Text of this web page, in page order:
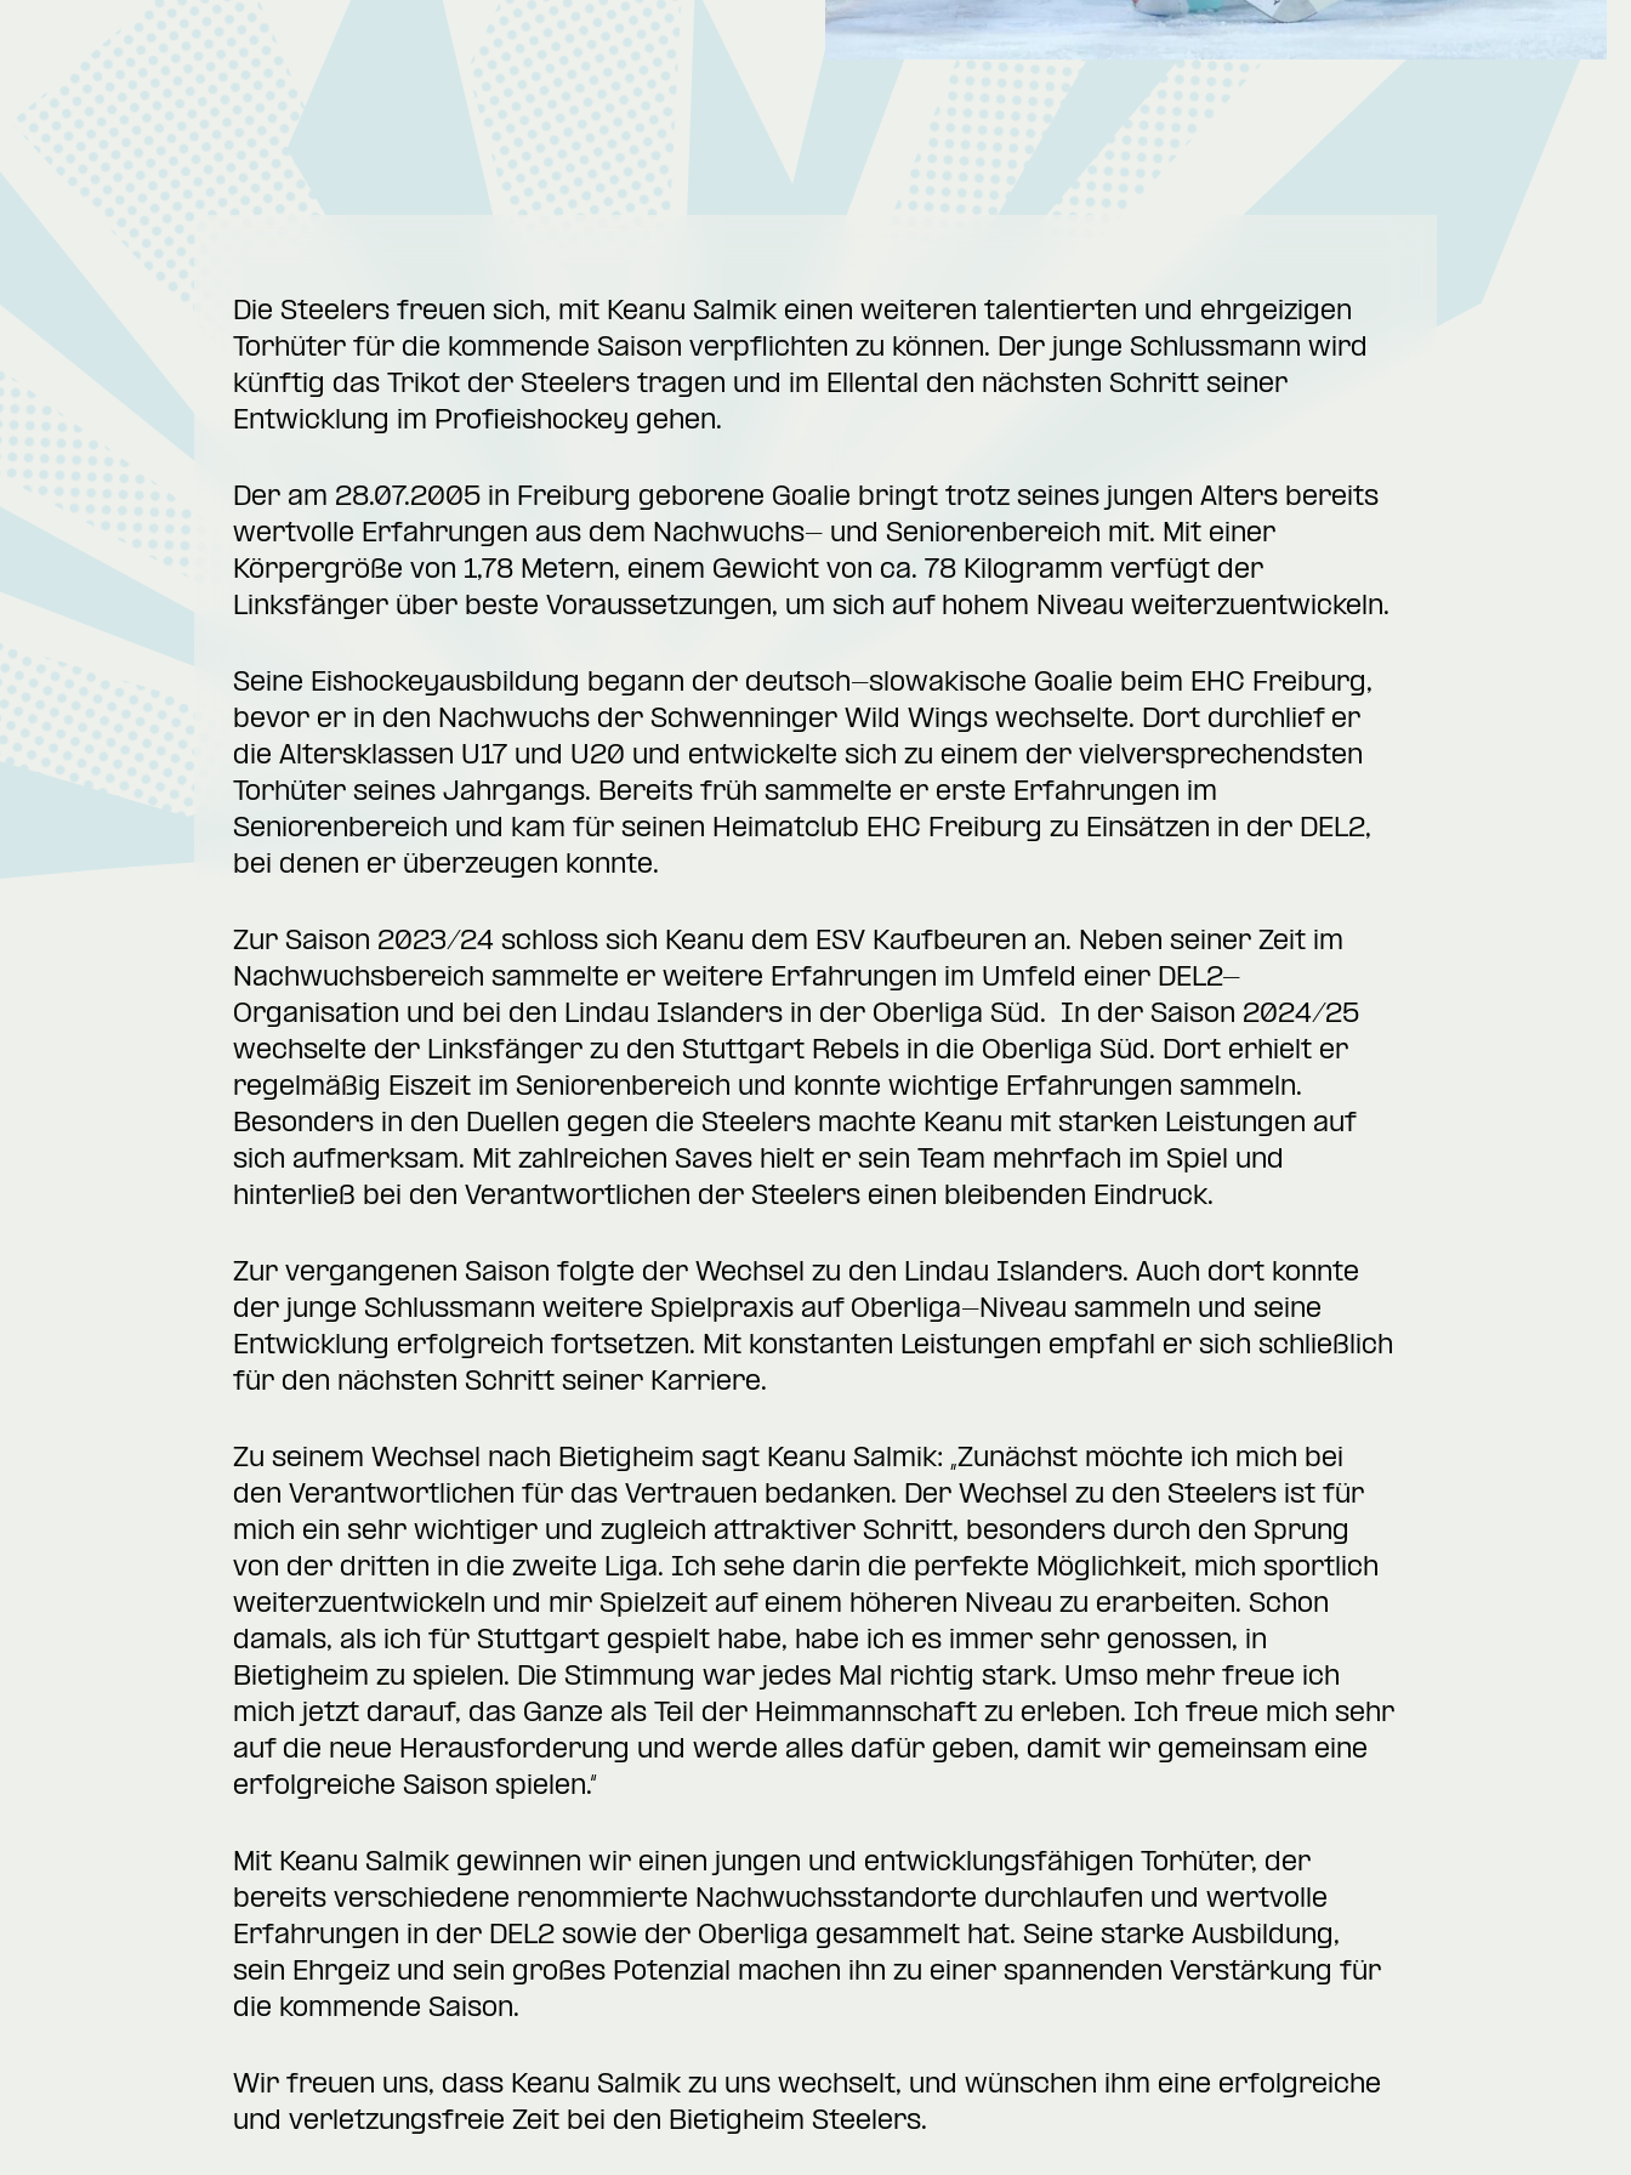
Die Steelers freuen sich, mit Keanu Salmik einen weiteren talentierten und ehrgeizigen
Torhüter für die kommende Saison verpflichten zu können. Der junge Schlussmann wird
künftig das Trikot der Steelers tragen und im Ellental den nächsten Schritt seiner
Entwicklung im Profieishockey gehen.
Der am 28.07.2005 in Freiburg geborene Goalie bringt trotz seines jungen Alters bereits
wertvolle Erfahrungen aus dem Nachwuchs- und Seniorenbereich mit. Mit einer
Körpergröße von 1,78 Metern, einem Gewicht von ca. 78 Kilogramm verfügt der
Linksfänger über beste Voraussetzungen, um sich auf hohem Niveau weiterzuentwickeln.
Seine Eishockeyausbildung begann der deutsch-slowakische Goalie beim EHC Freiburg,
bevor er in den Nachwuchs der Schwenninger Wild Wings wechselte. Dort durchlief er
die Altersklassen U17 und U20 und entwickelte sich zu einem der vielversprechendsten
Torhüter seines Jahrgangs. Bereits früh sammelte er erste Erfahrungen im
Seniorenbereich und kam für seinen Heimatclub EHC Freiburg zu Einsätzen in der DEL2,
bei denen er überzeugen konnte.
Zur Saison 2023/24 schloss sich Keanu dem ESV Kaufbeuren an. Neben seiner Zeit im
Nachwuchsbereich sammelte er weitere Erfahrungen im Umfeld einer DEL2-
Organisation und bei den Lindau Islanders in der Oberliga Süd. In der Saison 2024/25
wechselte der Linksfänger zu den Stuttgart Rebels in die Oberliga Süd. Dort erhielt er
regelmäßig Eiszeit im Seniorenbereich und konnte wichtige Erfahrungen sammeln.
Besonders in den Duellen gegen die Steelers machte Keanu mit starken Leistungen auf
sich aufmerksam. Mit zahlreichen Saves hielt er sein Team mehrfach im Spiel und
hinterließ bei den Verantwortlichen der Steelers einen bleibenden Eindruck.
Zur vergangenen Saison folgte der Wechsel zu den Lindau Islanders. Auch dort konnte
der junge Schlussmann weitere Spielpraxis auf Oberliga-Niveau sammeln und seine
Entwicklung erfolgreich fortsetzen. Mit konstanten Leistungen empfahl er sich schließlich
für den nächsten Schritt seiner Karriere.
Zu seinem Wechsel nach Bietigheim sagt Keanu Salmik: „Zunächst möchte ich mich bei
den Verantwortlichen für das Vertrauen bedanken. Der Wechsel zu den Steelers ist für
mich ein sehr wichtiger und zugleich attraktiver Schritt, besonders durch den Sprung
von der dritten in die zweite Liga. Ich sehe darin die perfekte Möglichkeit, mich sportlich
weiterzuentwickeln und mir Spielzeit auf einem höheren Niveau zu erarbeiten. Schon
damals, als ich für Stuttgart gespielt habe, habe ich es immer sehr genossen, in
Bietigheim zu spielen. Die Stimmung war jedes Mal richtig stark. Umso mehr freue ich
mich jetzt darauf, das Ganze als Teil der Heimmannschaft zu erleben. Ich freue mich sehr
auf die neue Herausforderung und werde alles dafür geben, damit wir gemeinsam eine
erfolgreiche Saison spielen.“
Mit Keanu Salmik gewinnen wir einen jungen und entwicklungsfähigen Torhüter, der
bereits verschiedene renommierte Nachwuchsstandorte durchlaufen und wertvolle
Erfahrungen in der DEL2 sowie der Oberliga gesammelt hat. Seine starke Ausbildung,
sein Ehrgeiz und sein großes Potenzial machen ihn zu einer spannenden Verstärkung für
die kommende Saison.
Wir freuen uns, dass Keanu Salmik zu uns wechselt, und wünschen ihm eine erfolgreiche
und verletzungsfreie Zeit bei den Bietigheim Steelers.